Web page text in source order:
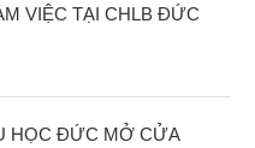
VIỆC TẠI CHLB ĐỨC
HỌC ĐỨC MỞ CỬA